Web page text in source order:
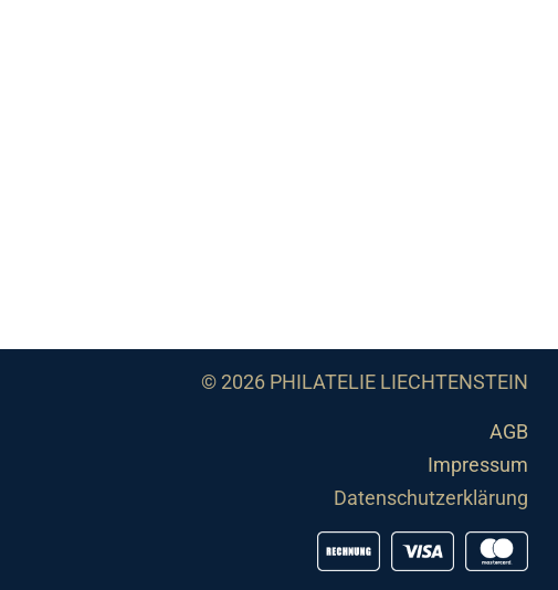
© 2026 PHILATELIE LIECHTENSTEIN
AGB
Impressum
Datenschutzerklärung